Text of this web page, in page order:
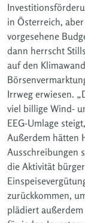
in Österreich,
vorgesehene
dann herrscht
auf den
Irrweg erwiesen.
viel billige Wind-
EEG-Umlage
Außerdem hätten
Ausschreibungen
die Aktivität
zurückkommen,
plädiert